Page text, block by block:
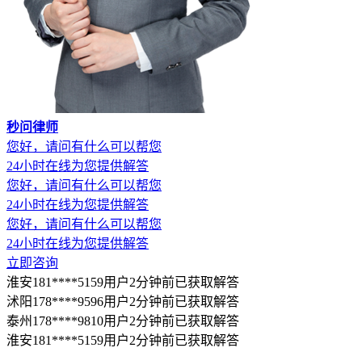
秒问律师
您好，请问有什么可以帮您
24小时在线为您提供解答
您好，请问有什么可以帮您
24小时在线为您提供解答
您好，请问有什么可以帮您
24小时在线为您提供解答
立即咨询
淮安181****5159用户2分钟前已获取解答
沭阳178****9596用户2分钟前已获取解答
泰州178****9810用户2分钟前已获取解答
淮安181****5159用户2分钟前已获取解答